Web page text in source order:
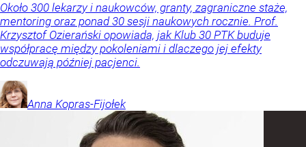
Około 300 lekarzy i naukowców, granty, zagraniczne staże,
mentoring oraz ponad 30 sesji naukowych rocznie. Prof.
Krzysztof Ozierański opowiada, jak Klub 30 PTK buduje
współpracę między pokoleniami i dlaczego jej efekty
odczuwają później pacjenci.
Anna Kopras-Fijołek